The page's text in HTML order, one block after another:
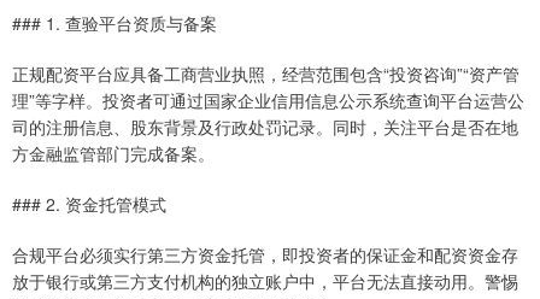
### 1. 查验平台资质与备案
正规配资平台应具备工商营业执照，经营范围包含“投资咨询”“资产管
理”等字样。投资者可通过国家企业信用信息公示系统查询平台运营公
司的注册信息、股东背景及行政处罚记录。同时，关注平台是否在地
方金融监管部门完成备案。
### 2. 资金托管模式
合规平台必须实行第三方资金托管，即投资者的保证金和配资资金存
放于银行或第三方支付机构的独立账户中，平台无法直接动用。警惕